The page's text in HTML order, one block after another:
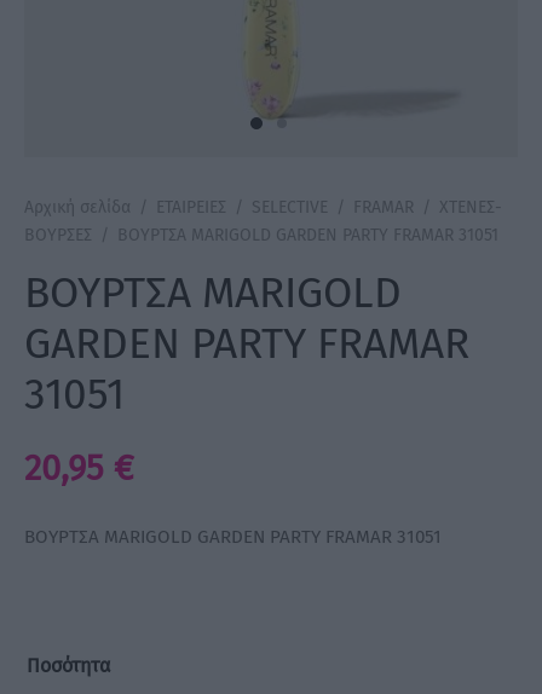
Αρχική σελίδα / ΕΤΑΙΡΕΙΕΣ / SELECTIVE / FRAMAR / ΧΤΕΝΕΣ-
ΒΟΥΡΣΕΣ / ΒΟΥΡΤΣΑ MARIGOLD GARDEN PARTY FRAMAR 31051
ΒΟΥΡΤΣΑ MARIGOLD
GARDEN PARTY FRAMAR
31051
20,95 €
ΒΟΥΡΤΣΑ MARIGOLD GARDEN PARTY FRAMAR 31051
Ποσότητα